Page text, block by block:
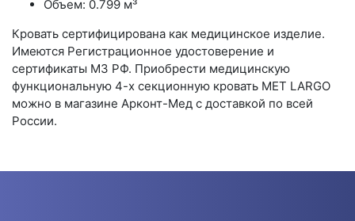
Объем: 0.799 м³
Кровать сертифицирована как медицинское изделие.
Имеются Регистрационное удостоверение и
сертификаты МЗ РФ. Приобрести медицинскую
функциональную 4-х секционную кровать MET LARGO
можно в магазине Арконт-Мед с доставкой по всей
России.